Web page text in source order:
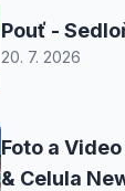
Pouť -
20. 7. 2026
Foto a
& Celula